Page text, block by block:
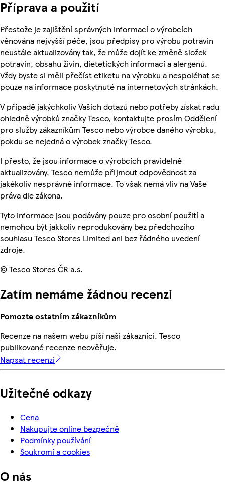
Příprava a použití
Přestože je zajištění správných informací o výrobcích
věnována nejvyšší péče, jsou předpisy pro výrobu potravin
neustále aktualizovány tak, že může dojít ke změně složek
potravin, obsahu živin, dietetických informací a alergenů.
Vždy byste si měli přečíst etiketu na výrobku a nespoléhat se
pouze na informace poskytnuté na internetových stránkách.
V případě jakýchkoliv Vašich dotazů nebo potřeby získat radu
ohledně výrobků značky Tesco, kontaktujte prosím Oddělení
pro služby zákazníkům Tesco nebo výrobce daného výrobku,
pokdu se nejedná o výrobek značky Tesco.
I přesto, že jsou informace o výrobcích pravidelně
aktualizovány, Tesco nemůže přijmout odpovědnost za
jakékoliv nesprávné informace. To však nemá vliv na Vaše
práva dle zákona.
Tyto informace jsou podávány pouze pro osobní použití a
nemohou být jakkoliv reprodukovány bez předchozího
souhlasu Tesco Stores Limited ani bez řádného uvedení
zdroje.
© Tesco Stores ČR a.s.
Zatím nemáme žádnou recenzi
Pomozte ostatním zákazníkům
Recenze na našem webu píší naši zákazníci. Tesco
publikované recenze neověřuje.
Napsat recenzi
Užitečné odkazy
Cena
Nakupujte online bezpečně
Podmínky používání
Soukromí a cookies
O nás